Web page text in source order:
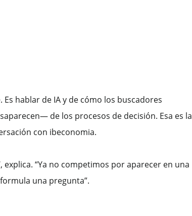
hablar de IA y de cómo los buscadores
de los procesos de decisión. Esa es la
con ibeconomia.
“Ya no competimos por aparecer en una
una pregunta”.